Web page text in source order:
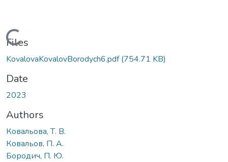
Loading...
Files
KovalovaKovalovBorodych6.pdf(754.71 KB)
Date
2023
Authors
Ковальова, Т. В.
Ковальов, П. А.
Бородич, П. Ю.